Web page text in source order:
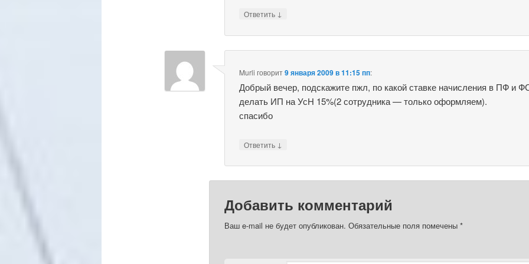
Ответить ↓
Murli говорит9 января 2009 в 11:15 пп:
Добрый вечер, подскажите пжл, по какой ставке начисления в ПФ и
делать ИП на УсН 15%(2 сотрудника — только оформляем).
спасибо
Ответить ↓
Добавить комментарий
Ваш e-mail не будет опубликован. Обязательные поля помечены *